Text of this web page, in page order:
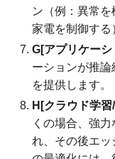
ン（例：異常
家電を制御する
G[アプリケー
ーションが推
を提供します。
H[クラウド学
くの場合、強
れ、その後エッ